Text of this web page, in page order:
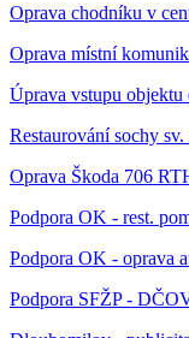
Oprava chodníku v
Oprava místní
Úprava vstupu objektu
Restaurování sochy
Oprava Škoda 706
Podpora OK - rest.
Podpora OK - oprava
Podpora SFŽP -